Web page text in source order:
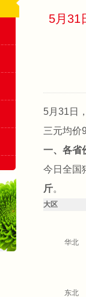
5月31
5月31日
三元均价
一、各省
今日全国
斤。
大区
华北
东北